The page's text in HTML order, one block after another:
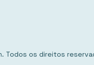
Todos os direitos